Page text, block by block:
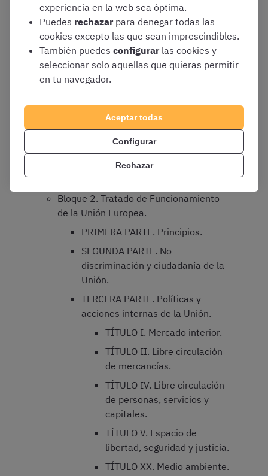
las cooperaciones reforzadas.
TÍTULO V. Disposiciones
generales relativas a la acción
exterior de la unión y
disposiciones específicas
relativas a la política exterior y de
CAPÍTULO 2. Sección 2.
Disposiciones sobre la
política común de Seguridad
y Defensa.
TÍTULO VI. Disposiciones finales.
Bloque 2. Tratado de Funcionamiento
de la Unión Europea.
PRIMERA PARTE. Principios.
SEGUNDA PARTE. No
discriminación y ciudadanía de la
Unión.
TERCERA PARTE. Políticas y
acciones internas de la Unión.
TÍTULO I. Mercado interior.
TÍTULO II. Libre circulación
de mercancías.
TÍTULO IV. Libre circulación
de personas, servicios y
capitales.
TÍTULO V. Espacio de
libertad, seguridad y justicia.
TÍTULO XX. Medio ambiente.
experiencia en la web sea óptima.
Puedes rechazar para denegar todas las
cookies excepto las que sean imprescindibles.
También puedes configurar las cookies y
seleccionar solo aquellas que quieras permitir
en tu navegador.
Aceptar todas
Configurar
Rechazar